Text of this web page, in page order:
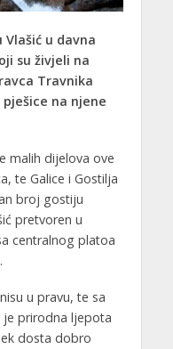
u davna
su živjeli na
Travnika
na njene
malih dijelova ove
te Galice i Gostilja
broj gostiju
pretvoren u
centralnog platoa
u pravu, te sa
prirodna ljepota
dosta dobro